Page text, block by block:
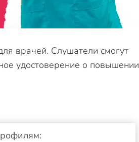
врачей. Слушатели смогут
удостоверение о повышении